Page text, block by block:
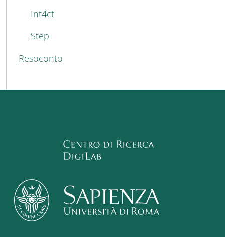
Int4ct
Step
Resoconto